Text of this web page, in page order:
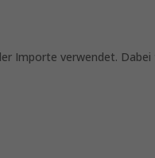
Importe verwendet.